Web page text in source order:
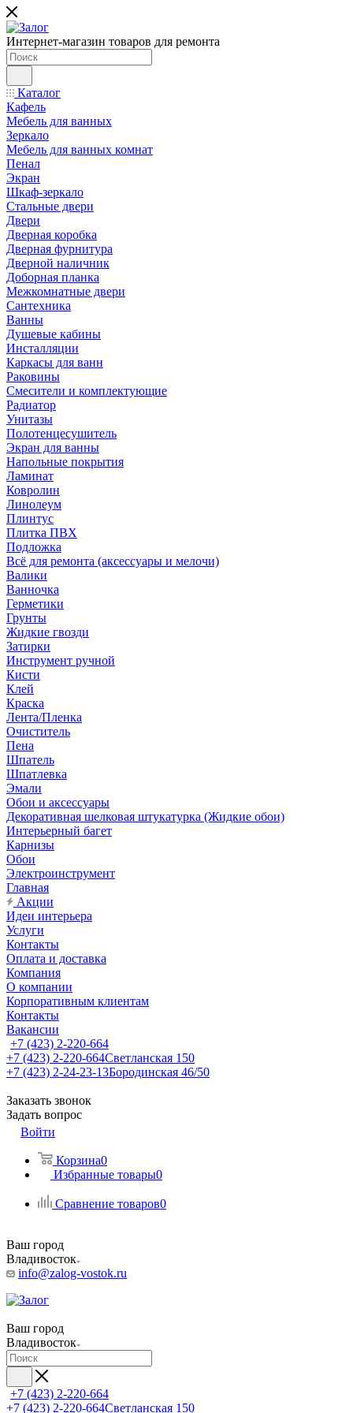
Интернет-магазин товаров для ремонта
Каталог
Кафель
Мебель для ванных
Зеркало
Мебель для ванных комнат
Пенал
Экран
Шкаф-зеркало
Стальные двери
Двери
Дверная коробка
Дверная фурнитура
Дверной наличник
Доборная планка
Межкомнатные двери
Сантехника
Ванны
Душевые кабины
Инсталляции
Каркасы для ванн
Раковины
Смесители и комплектующие
Радиатор
Унитазы
Полотенцесушитель
Экран для ванны
Напольные покрытия
Ламинат
Ковролин
Линолеум
Плинтус
Плитка ПВХ
Подложка
Всё для ремонта (аксессуары и мелочи)
Валики
Ванночка
Герметики
Грунты
Жидкие гвозди
Затирки
Инструмент ручной
Кисти
Клей
Краска
Лента/Пленка
Очиститель
Пена
Шпатель
Шпатлевка
Эмали
Обои и аксессуары
Декоративная шелковая штукатурка (Жидкие обои)
Интерьерный багет
Карнизы
Обои
Электроинструмент
Главная
Акции
Идеи интерьера
Услуги
Контакты
Оплата и доставка
Компания
О компании
Корпоративным клиентам
Контакты
Вакансии
+7 (423) 2-220-664
+7 (423) 2-220-664Светланская 150
+7 (423) 2-24-23-13Бородинская 46/50
Заказать звонок
Задать вопрос
Войти
Корзина0
Избранные товары0
Сравнение товаров0
Ваш город
Владивосток
info@zalog-vostok.ru
Ваш город
Владивосток
+7 (423) 2-220-664
+7 (423) 2-220-664Светланская 150